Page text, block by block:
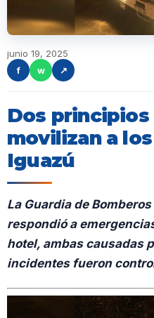
junio 19, 2025
f
w ↗
Dos
movilizan a
Iguazú
La Guardia de
respondió a
hotel, ambas causadas
incidentes fueron